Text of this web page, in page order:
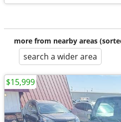
more from nearby areas
search a wider area
$15,999